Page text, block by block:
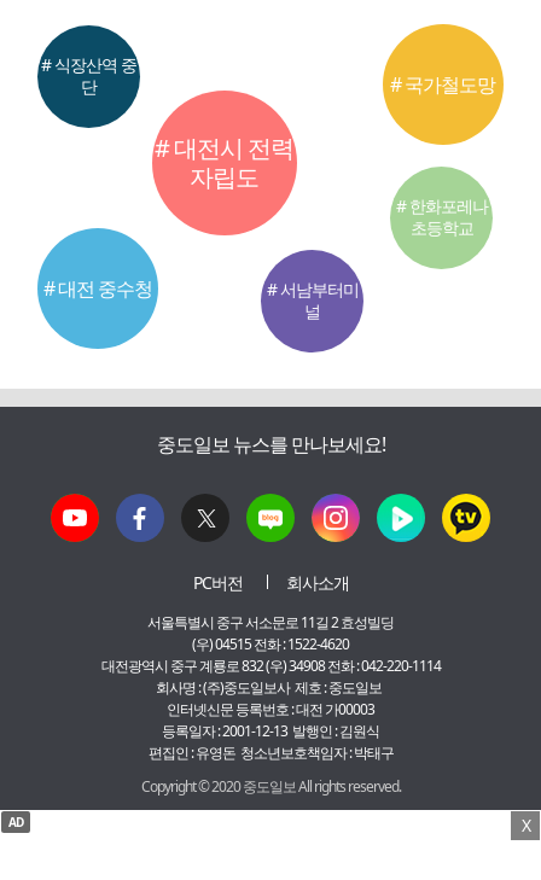
# 대전시 전력
자립도
# 대전 중수청
# 국가철도망
# 식장산역 중
단
# 서남부터미
널
# 한화포레나
초등학교
중도일보 뉴스를 만나보세요!
PC버전 회사소개
서울특별시 중구 서소문로 11길 2 효성빌딩
(우) 04515 전화 : 1522-4620
대전광역시 중구 계룡로 832 (우) 34908 전화 : 042-220-1114
회사명 : (주)중도일보사 제호 : 중도일보
인터넷신문 등록번호 : 대전 가00003
등록일자 : 2001-12-13 발행인 : 김원식
편집인 : 유영돈 청소년보호책임자 : 박태구
Copyright © 2020 중도일보 All rights reserved.
X
AD